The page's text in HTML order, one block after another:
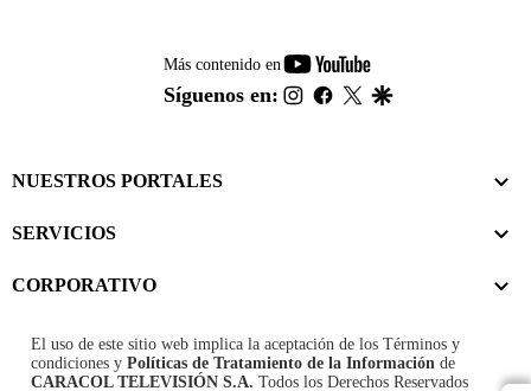
Más contenido en
youtube-
footer
Síguenos en: instagram
facebook
twitter
NUESTROS PORTALES
SERVICIOS
CORPORATIVO
El uso de este sitio web implica la aceptación de los Términos y
condiciones y Políticas de Tratamiento de la Información de
CARACOL TELEVISIÓN S.A. Todos los Derechos Reservados